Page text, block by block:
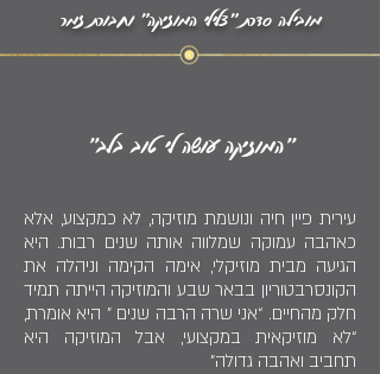
מובילה סדרת "צלילי המוזיקה” וחבורת זמר
"המוזיקה עושה לי טוב בלב"
עירית פיין חיה ונושמת מוזיקה, לא כמקצוע, אלא
כאהבה עמוקה שמלווה אותה שנים רבות. היא
הגיעה מבית מוזיקלי, אימה הקימה וניהלה את
הקונסרבטוריון בבאר שבע והמוזיקה הייתה תמיד
חלק מהחיים. “אני שרה הרבה שנים ” היא אומרת,
“לא מוזיקאית במקצועי, אבל המוזיקה היא
תחביב ואהבה גדולה”